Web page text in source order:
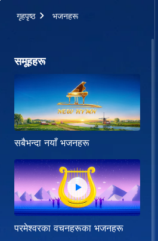
गृहपृष्ठ भजनहरू
समूहहरू
सबैभन्दा नयाँ भजनहरू
परमेश्‍वरका वचनहरूका भजनहरू